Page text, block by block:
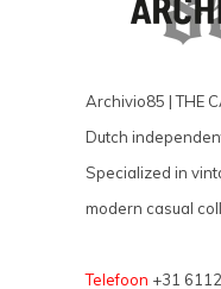
Archivio85 | THE
Dutch
Specialized in
modern casual
Telefoon +31